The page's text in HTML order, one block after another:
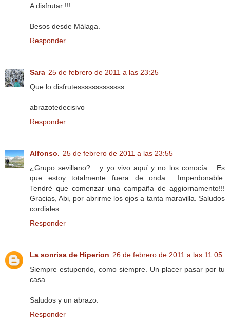
A disfrutar !!!
Besos desde Málaga.
Responder
Sara 25 de febrero de 2011 a las 23:25
Que lo disfrutesssssssssssss.
abrazotedecisivo
Responder
Alfonso. 25 de febrero de 2011 a las 23:55
¿Grupo sevillano?... y yo vivo aquí y no los conocía... Es
que estoy totalmente fuera de onda... Imperdonable.
Tendré que comenzar una campaña de aggiornamento!!!
Gracias, Abi, por abrirme los ojos a tanta maravilla. Saludos
cordiales.
Responder
La sonrisa de Hiperion 26 de febrero de 2011 a las 11:05
Siempre estupendo, como siempre. Un placer pasar por tu
casa.
Saludos y un abrazo.
Responder